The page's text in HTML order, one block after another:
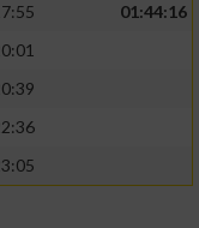
01:44:16